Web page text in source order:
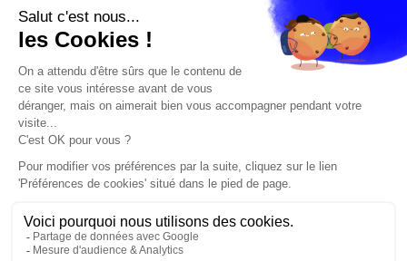
Mentions légales
Données personnelles : Exercez vos droits
Design – Mediapilote
Développement – Frennly
Cookies
Cochizby Boream
1 Rue de Jarlot
44830 Bouaye